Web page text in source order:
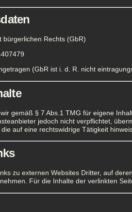
bürgerlichen Rechts (GbR)
(GbR ist i. d. R. nicht
gemäß § 7 Abs.1 TMG für eigene
jedoch nicht verpflichtet,
auf eine rechtswidrige Tätigkeit
zu externen Websites Dritter, auf
Für die Inhalte der verlinkten